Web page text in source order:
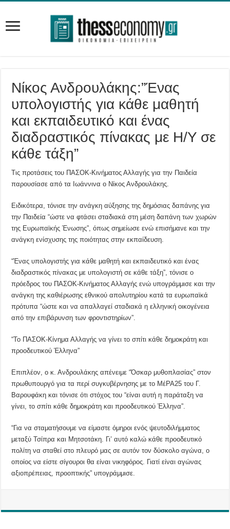
Νίκος Ανδρουλάκης:”Ένας
υπολογιστής για κάθε μαθητή
και εκπαιδευτικό και ένας
διαδραστικός πίνακας με Η/Υ σε
κάθε τάξη”
Τις προτάσεις του ΠΑΣΟΚ-Κινήματος Αλλαγής για την Παιδεία
παρουσίασε από τα Ιωάννινα ο Νίκος Ανδρουλάκης.
Ειδικότερα, τόνισε την ανάγκη αύξησης της δημόσιας δαπάνης για
την Παιδεία “ώστε να φτάσει σταδιακά στη μέση δαπάνη των χωρών
της Ευρωπαϊκής Ένωσης”, όπως σημείωσε ενώ επισήμανε και την
ανάγκη ενίσχυσης της ποιότητας στην εκπαίδευση.
“Ένας υπολογιστής για κάθε μαθητή και εκπαιδευτικό και ένας
διαδραστικός πίνακας με υπολογιστή σε κάθε τάξη”, τόνισε ο
πρόεδρος του ΠΑΣΟΚ-Κινήματος Αλλαγής ενώ υπογράμμισε και την
ανάγκη της καθιέρωσης εθνικού απολυτηρίου κατά τα ευρωπαϊκά
πρότυπα “ώστε και να απαλλαγεί σταδιακά η ελληνική οικογένεια
από την επιβάρυνση των φροντιστηρίων”.
“Το ΠΑΣΟΚ-Κίνημα Αλλαγής να γίνει το σπίτι κάθε δημοκράτη και
προοδευτικού Έλληνα”
Επιπλέον, ο κ. Ανδρουλάκης απένειμε “Όσκαρ μυθοπλασίας” στον
πρωθυπουργό για τα περί συγκυβέρνησης με το ΜέΡΑ25 του Γ.
Βαρουφάκη και τόνισε ότι στόχος του “είναι αυτή η παράταξη να
γίνει, το σπίτι κάθε δημοκράτη και προοδευτικού Έλληνα”.
“Για να σταματήσουμε να είμαστε όμηροι ενός ψευτοδιλήμματος
μεταξύ Τσίπρα και Μητσοτάκη. Γι’ αυτό καλώ κάθε προοδευτικό
πολίτη να σταθεί στο πλευρό μας σε αυτόν τον δύσκολο αγώνα, ο
οποίος να είστε σίγουροι θα είναι νικηφόρος. Γιατί είναι αγώνας
αξιοπρέπειας, προοπτικής” υπογράμμισε.